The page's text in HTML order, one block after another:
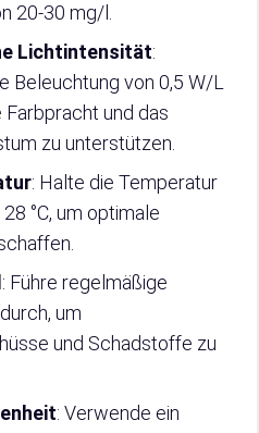
20-30 mg/l.
Lichtintensität:
Beleuchtung von 0,5 W/L
Farbpracht und das
zu unterstützen.
: Halte die Temperatur
°C, um optimale
: Führe regelmäßige
um
und Schadstoffe zu
: Verwende ein